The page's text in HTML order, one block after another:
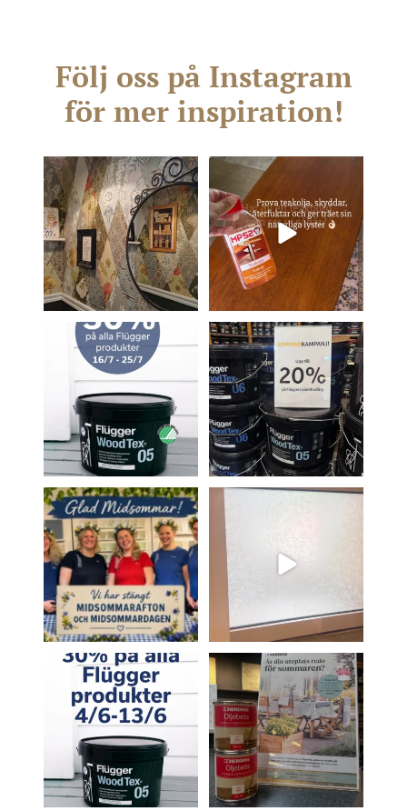
Följ oss på Instagram
för mer inspiration!
Det är så roligt när vi får se
resultat från våra...
14 1
3 0
Passa på nu när säsongen
för utomhusmålning är
som...
7
Gäller hela sommaren 🥳
3 0
Glad midsommar alla
kära kunder 🥳
Torsdag 18/6 ...
19 0
Nyheter från Boråstapeter 🥳
Perfekt tillfälle att sätta
igång med...
5 0
Nyhet i butiken 🤩
Funkar både inne och ute!
4 0